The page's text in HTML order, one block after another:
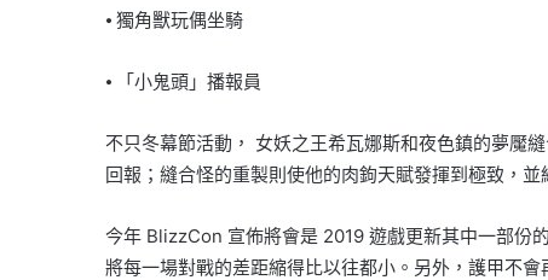
⦁ 獨角獸玩偶坐騎
⦁ 「小鬼頭」播報員
不只冬幕節活動， 女妖之王希瓦娜斯和夜色鎮的夢魘
回報；縫合怪的重製則使他的肉鉤天賦發揮到極致，並
今年 BlizzCon 宣佈將會是 2019 遊戲更新其中一部份
將每一場對戰的差距縮得比以往都小。另外，護甲不